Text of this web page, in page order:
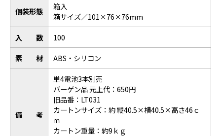
個装形態
箱入
箱サイズ／101×76×76mm
入数
100
素材
ABS・シリコン
備考
単4電池3本別売
バーゲン品 元上代：650円
旧品番：LT031
カートンサイズ：約 縦40.5×横40.5×高さ46ｃ
ｍ
カートン重量：約9ｋｇ